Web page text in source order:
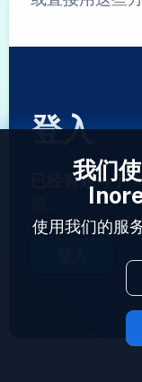
登入
已经有账号了
我们
使用我们的服